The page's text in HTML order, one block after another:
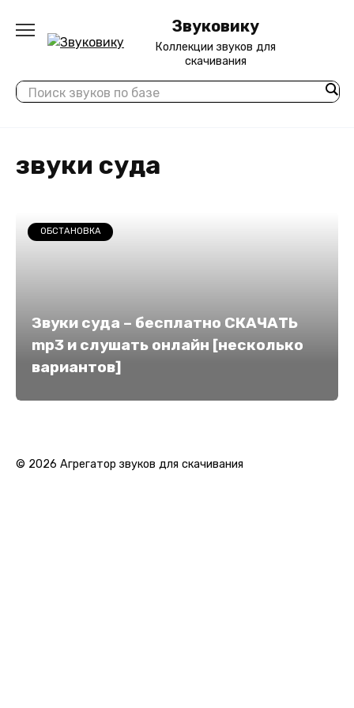
содержанию
Звуковику
Коллекции звуков для
скачивания
звуки суда
ОБСТАНОВКА
Звуки суда – бесплатно СКАЧАТЬ
mp3 и слушать онлайн [несколько
вариантов]
© 2026 Агрегатор звуков для скачивания